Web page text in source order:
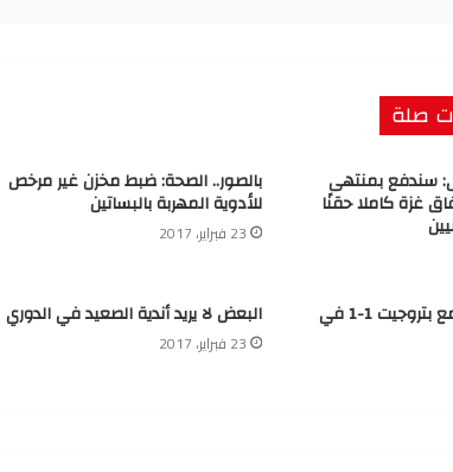
صلة
سندفع بمنتهى
غزة كاملا حقنًا
بالصور.. الصحة: ضبط مخزن غير مرخص
للأدوية المهربة بالبساتين
23 فبراير، 2017
أسوان يتعادل مع بتروجيت 1-1 في البعض لا يريد أندية الصعيد في الدوري
23 فبراير، 2017